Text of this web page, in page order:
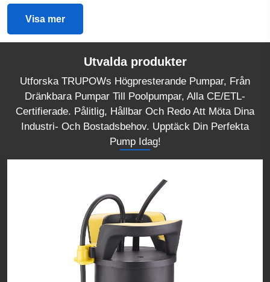
Visa mer
Utvalda produkter
Utforska TRUPOWs Högpresterande Pumpar, Från
Dränkbara Pumpar Till Poolpumpar, Alla CE/ETL-
Certifierade. Pålitlig, Hållbar Och Redo Att Möta Dina
Industri- Och Bostadsbehov. Upptäck Din Perfekta
Pump Idag!